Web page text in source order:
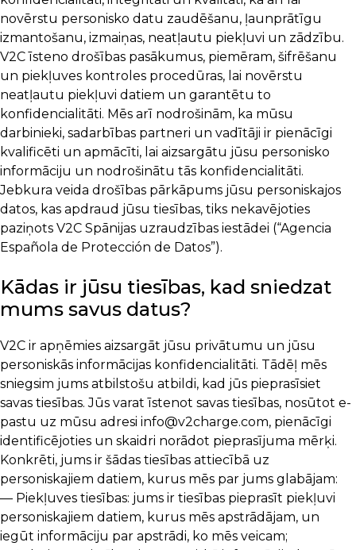
novērstu personisko datu zaudēšanu, ļaunprātīgu
izmantošanu, izmaiņas, neatļautu piekļuvi un zādzību.
V2C īsteno drošības pasākumus, piemēram, šifrēšanu
un piekļuves kontroles procedūras, lai novērstu
neatļautu piekļuvi datiem un garantētu to
konfidencialitāti. Mēs arī nodrošinām, ka mūsu
darbinieki, sadarbības partneri un vadītāji ir pienācīgi
kvalificēti un apmācīti, lai aizsargātu jūsu personisko
informāciju un nodrošinātu tās konfidencialitāti.
Jebkura veida drošības pārkāpums jūsu personiskajos
datos, kas apdraud jūsu tiesības, tiks nekavējoties
paziņots V2C Spānijas uzraudzības iestādei (“Agencia
Española de Protección de Datos”).
Kādas ir jūsu tiesības, kad sniedzat
mums savus datus?
V2C ir apņēmies aizsargāt jūsu privātumu un jūsu
personiskās informācijas konfidencialitāti. Tādēļ mēs
sniegsim jums atbilstošu atbildi, kad jūs pieprasīsiet
savas tiesības. Jūs varat īstenot savas tiesības, nosūtot e-
pastu uz mūsu adresi info@v2charge.com, pienācīgi
identificējoties un skaidri norādot pieprasījuma mērķi.
Konkrēti, jums ir šādas tiesības attiecībā uz
personiskajiem datiem, kurus mēs par jums glabājam:
— Piekļuves tiesības: jums ir tiesības pieprasīt piekļuvi
personiskajiem datiem, kurus mēs apstrādājam, un
iegūt informāciju par apstrādi, ko mēs veicam;